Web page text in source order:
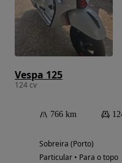
Vespa 125
124 cv
766 km
Sobreira (Porto)
Particular • Para o topo